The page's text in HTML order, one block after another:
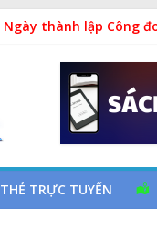
thành lập Công
cơ đột quỵ não và dự
đọc qua chương trình
TRỰC TUYẾN